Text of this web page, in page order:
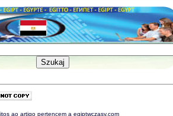
ao artigo pertencem a egiptwczasy.com